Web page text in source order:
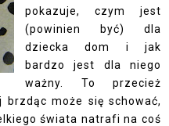
pokazuje, czym jest
(powinien być) dla
dziecka dom i jak
bardzo jest dla niego
ważny. To przecież
może się schować,
świata natrafi na coś